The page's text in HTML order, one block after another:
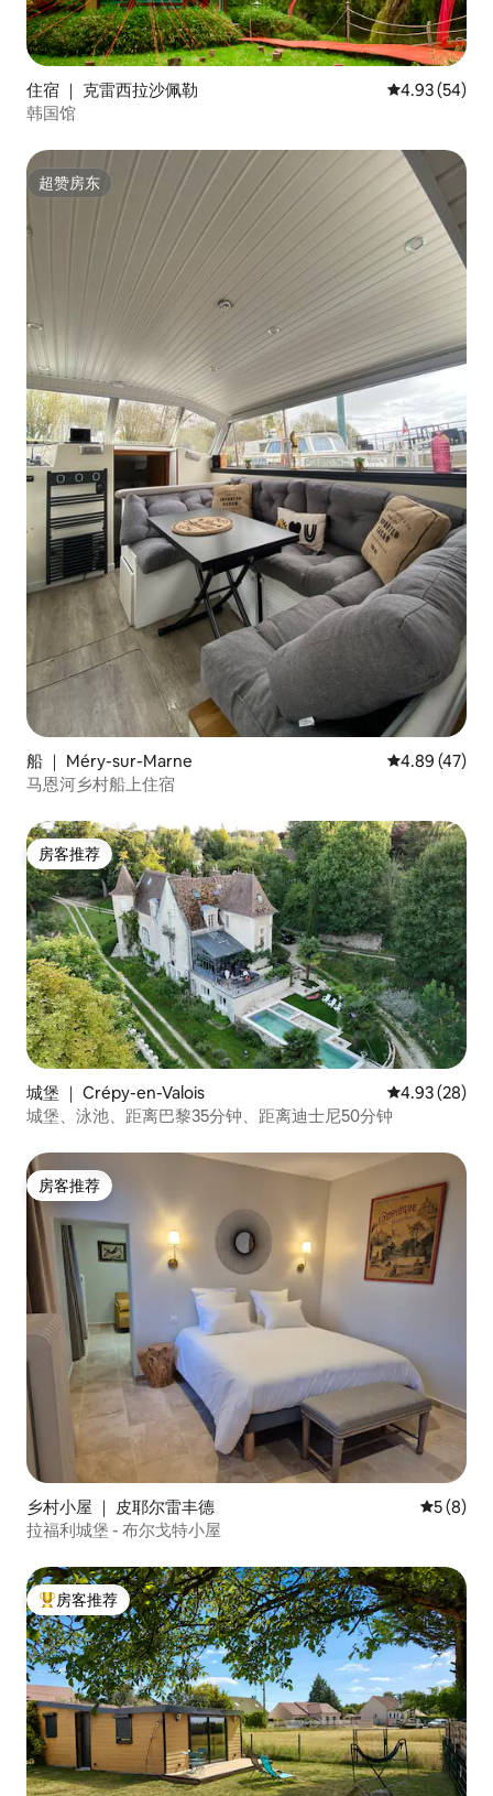
住宿 ｜ 克雷西拉沙佩勒 平均评分
4.93 (54)
韩国馆
超赞房东
超赞房东
船 ｜ Méry-sur-Marne 平均评分
4.89 (47)
马恩河乡村船上住宿
房客推荐
房客推荐
城堡 ｜ Crépy-en-Valois 平均评分
4.93 (28)
城堡、泳池、距离巴黎35分钟、距离迪士尼50分钟
房客推荐
房客推荐
乡村小屋 ｜ 皮耶尔雷丰德 平均评分
5 (8)
拉福利城堡 - 布尔戈特小屋
热门「房客推荐」
房客推荐